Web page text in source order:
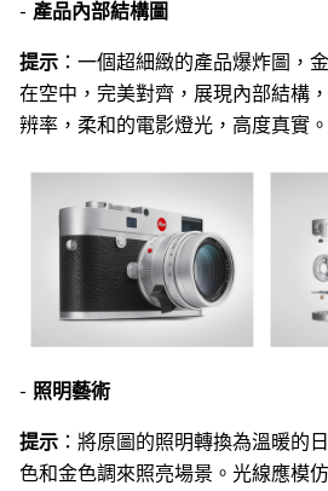
- 產品內部結構圖
提示 ：一個超細緻的產品爆炸圖，
在空中，完美對齊，展現內部結構
辨率，柔和的電影燈光，高度真實。
- 照明藝術
提示 ：將原圖的照明轉換為溫暖的
色和金色調來照亮場景。光線應模